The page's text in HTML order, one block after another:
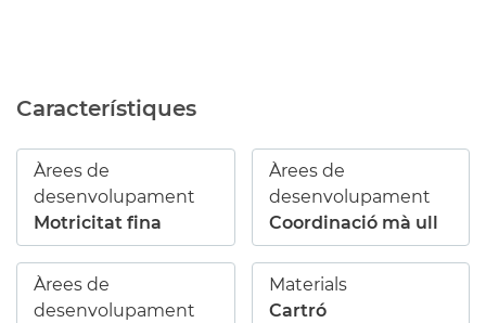
Característiques
Àrees de
desenvolupament
Motricitat fina
Àrees de
desenvolupament
Coordinació mà ull
Àrees de
desenvolupament
Materials
Cartró